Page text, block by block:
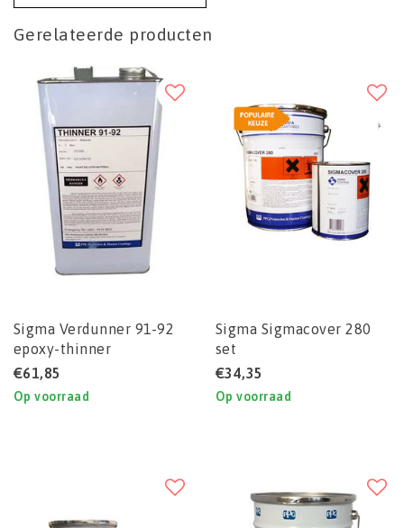
Gerelateerde producten
Sigma Verdunner 91-92
epoxy-thinner
€61,85
Op voorraad
Sigma Sigmacover 280
set
€34,35
Op voorraad